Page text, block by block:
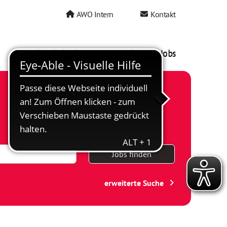
AWO Intern Kontakt
AWO als Arbeitgeber Mein AWO Jobs
Jobs finden
erweiterte Suche